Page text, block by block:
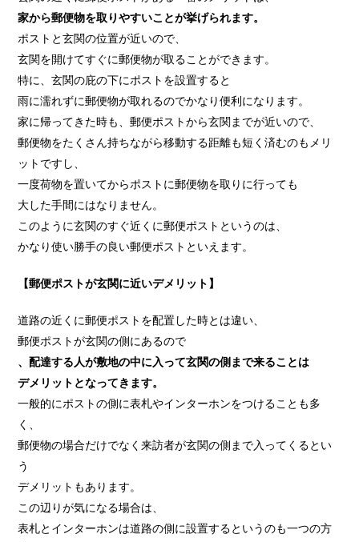
家から郵便物を取りやすいことが挙げられます。
ポストと玄関の位置が近いので、
玄関を開けてすぐに郵便物が取ることができます。
特に、玄関の庇の下にポストを設置すると
雨に濡れずに郵便物が取れるのでかなり便利になります。
家に帰ってきた時も、郵便ポストから玄関までが近いので、
郵便物をたくさん持ちながら移動する距離も短く済むのもメリ
ットですし、
一度荷物を置いてからポストに郵便物を取りに行っても
大した手間にはなりません。
このように玄関のすぐ近くに郵便ポストというのは、
かなり使い勝手の良い郵便ポストといえます。
【郵便ポストが玄関に近いデメリット】
道路の近くに郵便ポストを配置した時とは違い、
郵便ポストが玄関の側にあるので
、配達する人が敷地の中に入って玄関の側まで来ることは
デメリットとなってきます。
一般的にポストの側に表札やインターホンをつけることも多
く、
郵便物の場合だけでなく来訪者が玄関の側まで入ってくるとい
う
デメリットもあります。
この辺りが気になる場合は、
表札とインターホンは道路の側に設置するというのも一つの方